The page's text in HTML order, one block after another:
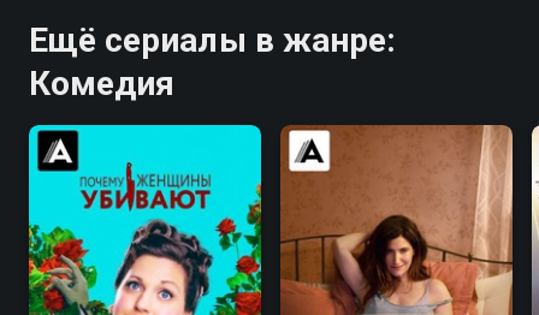
Ещё сериалы в жанре:
Комедия